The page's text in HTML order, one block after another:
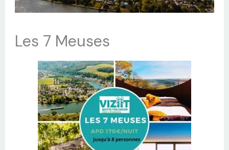
Les 7 Meuses